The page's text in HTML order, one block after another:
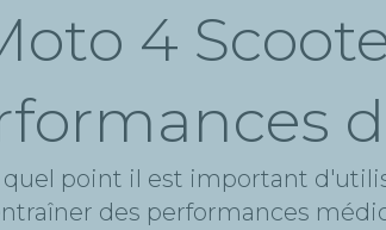
4
quel point il est important
des performances